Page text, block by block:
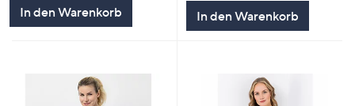
In den Warenkorb In den Warenkorb